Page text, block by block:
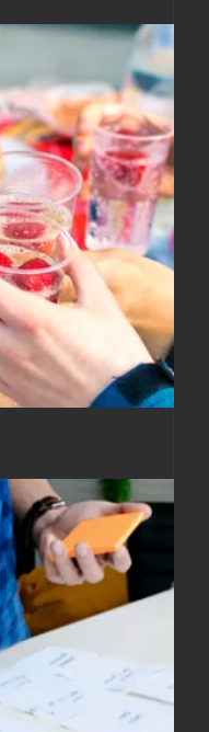
a pracovním
které umožňuje
pracovní dobu.
svými zaměstnanci,
rozvoj. Pravidelně